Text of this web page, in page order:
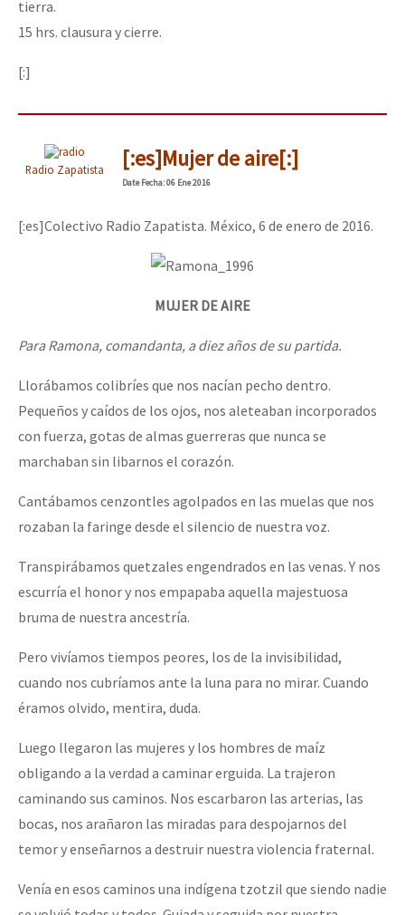
tierra.
15 hrs. clausura y cierre.
[:]
Radio Zapatista [:es]Mujer de aire[:]
DateFecha: 06 Ene 2016
[:es]Colectivo Radio Zapatista. México, 6 de enero de 2016.
MUJER DE AIRE
Para Ramona, comandanta, a diez años de su partida.
Llorábamos colibríes que nos nacían pecho dentro.
Pequeños y caídos de los ojos, nos aleteaban incorporados
con fuerza, gotas de almas guerreras que nunca se
marchaban sin libarnos el corazón.
Cantábamos cenzontles agolpados en las muelas que nos
rozaban la faringe desde el silencio de nuestra voz.
Transpirábamos quetzales engendrados en las venas. Y nos
escurría el honor y nos empapaba aquella majestuosa
bruma de nuestra ancestría.
Pero vivíamos tiempos peores, los de la invisibilidad,
cuando nos cubríamos ante la luna para no mirar. Cuando
éramos olvido, mentira, duda.
Luego llegaron las mujeres y los hombres de maíz
obligando a la verdad a caminar erguida. La trajeron
caminando sus caminos. Nos escarbaron las arterias, las
bocas, nos arañaron las miradas para despojarnos del
temor y enseñarnos a destruir nuestra violencia fraternal.
Venía en esos caminos una indígena tzotzil que siendo nadie